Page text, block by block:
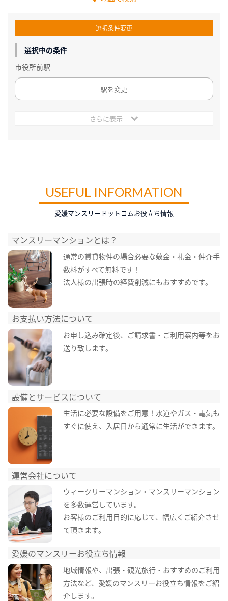
選択条件変更
選択中の条件
市役所前駅
駅を変更
さらに表示
USEFUL INFORMATION
愛媛マンスリードットコムお役立ち情報
マンスリーマンションとは？
通常の賃貸物件の場合必要な敷金・礼金・仲介手
数料がすべて無料です！
法人様の出張時の経費削減にもおすすめです。
お支払い方法について
お申し込み確定後、ご請求書・ご利用案内等をお
送り致します。
設備とサービスについて
生活に必要な設備をご用意！水道やガス・電気も
すぐに使え、入居日から通常に生活ができます。
運営会社について
ウィークリーマンション・マンスリーマンション
を多数運営しています。
お客様のご利用目的に応じて、幅広くご紹介させ
て頂きます。
愛媛のマンスリーお役立ち情報
地域情報や、出張・観光旅行・おすすめのご利用
方法など、愛媛のマンスリーお役立ち情報をご紹
介します。